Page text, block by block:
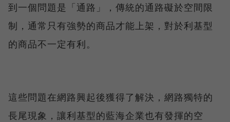
到一個問題是「通路」，傳統的通路礙於空間限
制，通常只有強勢的商品才能上架，對於利基型
的商品不一定有利。
這些問題在網路興起後獲得了解決，網路獨特的
長尾現象，讓利基型的藍海企業也有發揮的空